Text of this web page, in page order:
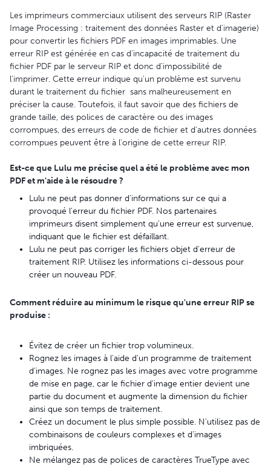
Les imprimeurs commerciaux utilisent des serveurs RIP (Raster
Image Processing : traitement des données Raster et d'imagerie)
pour convertir les fichiers PDF en images imprimables. Une
erreur RIP est générée en cas d'incapacité de traitement du
fichier PDF par le serveur RIP et donc d'impossibilité de
l'imprimer. Cette erreur indique qu'un problème est survenu
durant le traitement du fichier sans malheureusement en
préciser la cause. Toutefois, il faut savoir que des fichiers de
grande taille, des polices de caractère ou des images
corrompues, des erreurs de code de fichier et d'autres données
corrompues peuvent être à l'origine de cette erreur RIP.
Est-ce que Lulu me précise quel a été le problème avec mon
PDF et m'aide à le résoudre ?
Lulu ne peut pas donner d'informations sur ce qui a
provoqué l'erreur du fichier PDF. Nos partenaires
imprimeurs disent simplement qu'une erreur est survenue,
indiquant que le fichier est défaillant.
Lulu ne peut pas corriger les fichiers objet d'erreur de
traitement RIP. Utilisez les informations ci-dessous pour
créer un nouveau PDF.
Comment réduire au minimum le risque qu'une erreur RIP se
produise :
Évitez de créer un fichier trop volumineux.
Rognez les images à l'aide d'un programme de traitement
d'images. Ne rognez pas les images avec votre programme
de mise en page, car le fichier d'image entier devient une
partie du document et augmente la dimension du fichier
ainsi que son temps de traitement.
Créez un document le plus simple possible. N'utilisez pas de
combinaisons de couleurs complexes et d'images
imbriquées.
Ne mélangez pas de polices de caractères TrueType avec